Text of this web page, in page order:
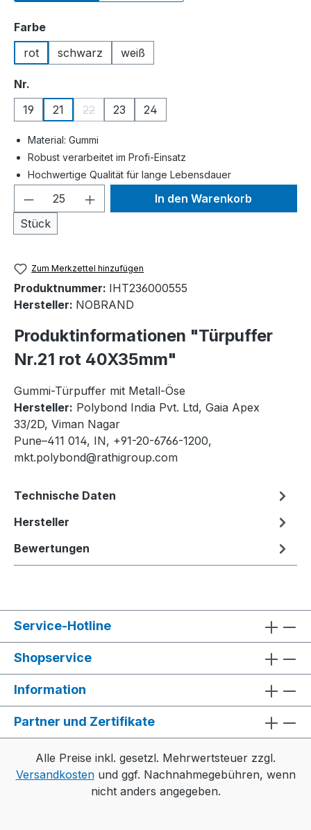
Farbeauswählen
rot
schwarz weiß
Nr.
19
21 22
(Diese Option ist zurzeit nicht verfügbar.)
23 24
Material: Gummi
Robust verarbeitet im Profi-Einsatz
Hochwertige Qualität für lange Lebensdauer
Produkt Anzahl: Gib den
Stück
In den Warenkorb
Zum Merkzettel hinzufügen
Produktnummer: IHT236000555
Hersteller: NOBRAND
Produktinformationen "Türpuffer
Nr.21 rot 40X35mm"
Gummi-Türpuffer mit Metall-Öse
Hersteller: Polybond India Pvt. Ltd, Gaia Apex
33/2D, Viman Nagar
Pune–411 014, IN, +91-20-6766-1200,
mkt.polybond@rathigroup.com
Technische Daten
Hersteller
Bewertungen
Service-Hotline
Shopservice
Information
Partner und Zertifikate
Alle Preise inkl. gesetzl. Mehrwertsteuer zzgl.
Versandkostenund ggf. Nachnahmegebühren, wenn
nicht anders angegeben.